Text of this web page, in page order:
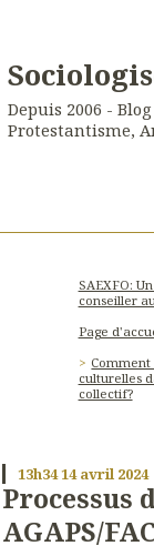
Depuis 2006 -
Protestantisme,
SAEXFO:
conseiller
Page
culturelles
collectif?
13h3414 avril 2024
Processus
AGAPS/